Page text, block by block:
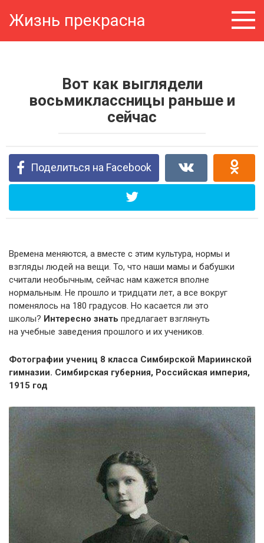
Жизнь прекрасна
Вот как выглядели
восьмиклассницы раньше и
сейчас
Поделиться на Facebook
Времена меняются, а вместе с этим культура, нормы и
взгляды людей на вещи. То, что наши мамы и бабушки
считали необычным, сейчас нам кажется вполне
нормальным. Не прошло и тридцати лет, а все вокруг
поменялось на 180 градусов. Но касается ли это
школы? Интересно знать предлагает взглянуть
на учебные заведения прошлого и их учеников.
Фотографии учениц 8 класса Симбирской Мариинской
гимназии. Симбирская губерния, Российская империя,
1915 год